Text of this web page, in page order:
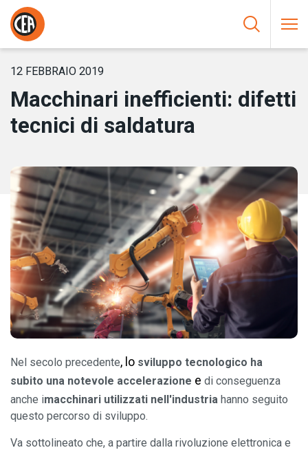
Vai al contenuto
HOME/
SALDATURA
12 FEBBRAIO 2019
Macchinari inefficienti: difetti
tecnici di saldatura
Nel secolo precedente, lo sviluppo tecnologico ha
subito una notevole accelerazione e di conseguenza
anche imacchinari utilizzati nell'industria hanno seguito
questo percorso di sviluppo.
Va sottolineato che, a partire dalla rivoluzione elettronica e